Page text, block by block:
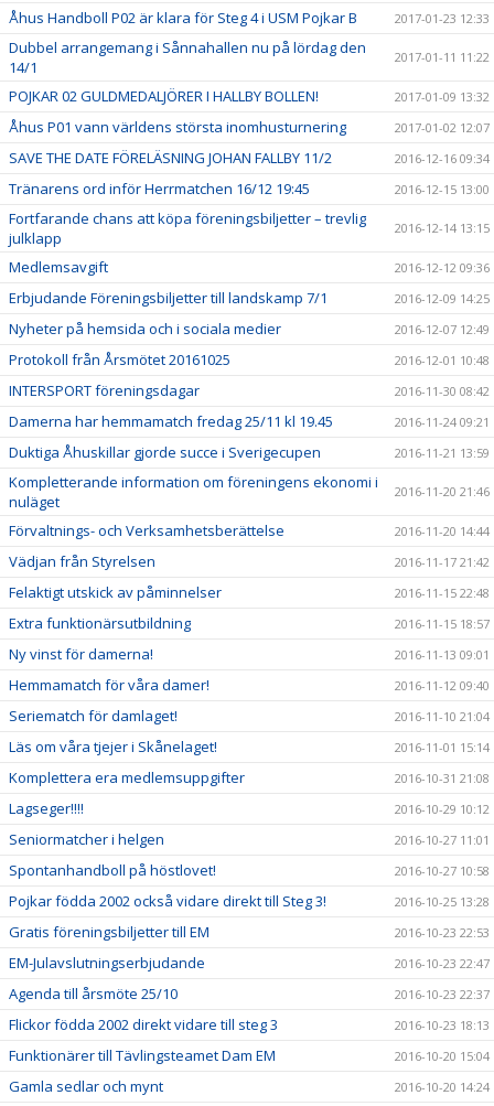
Åhus Handboll P02 är klara för Steg 4 i USM Pojkar B 2017-01-23 12:33
Dubbel arrangemang i Sånnahallen nu på lördag den
14/1
2017-01-11 11:22
POJKAR 02 GULDMEDALJÖRER I HALLBY BOLLEN! 2017-01-09 13:32
Åhus P01 vann världens största inomhusturnering 2017-01-02 12:07
SAVE THE DATE FÖRELÄSNING JOHAN FALLBY 11/2 2016-12-16 09:34
Tränarens ord inför Herrmatchen 16/12 19:45 2016-12-15 13:00
Fortfarande chans att köpa föreningsbiljetter – trevlig
julklapp
2016-12-14 13:15
Medlemsavgift 2016-12-12 09:36
Erbjudande Föreningsbiljetter till landskamp 7/1 2016-12-09 14:25
Nyheter på hemsida och i sociala medier 2016-12-07 12:49
Protokoll från Årsmötet 20161025 2016-12-01 10:48
INTERSPORT föreningsdagar 2016-11-30 08:42
Damerna har hemmamatch fredag 25/11 kl 19.45 2016-11-24 09:21
Duktiga Åhuskillar gjorde succe i Sverigecupen 2016-11-21 13:59
Kompletterande information om föreningens ekonomi i
nuläget
2016-11-20 21:46
Förvaltnings- och Verksamhetsberättelse 2016-11-20 14:44
Vädjan från Styrelsen 2016-11-17 21:42
Felaktigt utskick av påminnelser 2016-11-15 22:48
Extra funktionärsutbildning 2016-11-15 18:57
Ny vinst för damerna! 2016-11-13 09:01
Hemmamatch för våra damer! 2016-11-12 09:40
Seriematch för damlaget! 2016-11-10 21:04
Läs om våra tjejer i Skånelaget! 2016-11-01 15:14
Komplettera era medlemsuppgifter 2016-10-31 21:08
Lagseger!!!! 2016-10-29 10:12
Seniormatcher i helgen 2016-10-27 11:01
Spontanhandboll på höstlovet! 2016-10-27 10:58
Pojkar födda 2002 också vidare direkt till Steg 3! 2016-10-25 13:28
Gratis föreningsbiljetter till EM 2016-10-23 22:53
EM-Julavslutningserbjudande 2016-10-23 22:47
Agenda till årsmöte 25/10 2016-10-23 22:37
Flickor födda 2002 direkt vidare till steg 3 2016-10-23 18:13
Funktionärer till Tävlingsteamet Dam EM 2016-10-20 15:04
Gamla sedlar och mynt 2016-10-20 14:24